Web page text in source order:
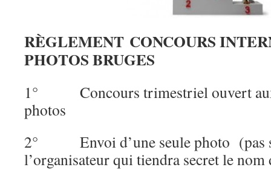
RÈGLEMENT CONCOURS
PHOTOS BRUGES
1° Concours trimestriel ouvert aux
photos
2° Envoi d’une seule photo (pas
l’organisateur qui tiendra secret le nom